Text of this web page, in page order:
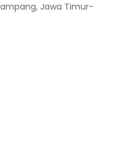
Jawa Timur-